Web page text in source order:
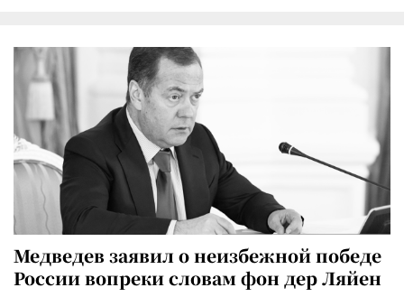
Медведев заявил о неизбежной победе
России вопреки словам фон дер Ляйен